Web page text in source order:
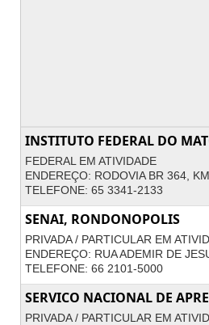
INSTITUTO FEDERAL DO
FEDERAL EM ATIVIDADE
ENDEREÇO: RODOVIA BR 364,
TELEFONE: 65 3341-2133
SENAI, RONDONOPOLIS
PRIVADA / PARTICULAR EM
ENDEREÇO: RUA ADEMIR DE
TELEFONE: 66 2101-5000
SERVICO NACIONAL DE
PRIVADA / PARTICULAR EM